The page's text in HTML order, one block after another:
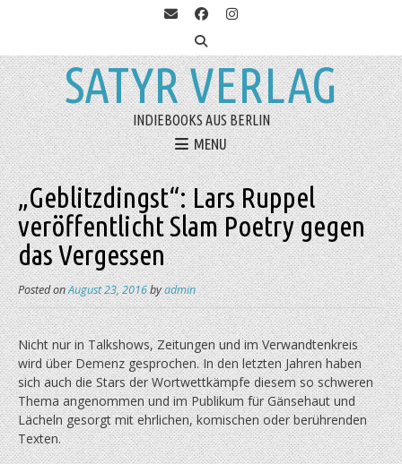
SATYR VERLAG
INDIEBOOKS AUS BERLIN
MENU
„Geblitzdingst“: Lars Ruppel
veröffentlicht Slam Poetry gegen
das Vergessen
Posted onAugust 23, 2016byadmin
Nicht nur in Talkshows, Zeitungen und im Verwandtenkreis
wird über Demenz gesprochen. In den letzten Jahren haben
sich auch die Stars der Wortwettkämpfe diesem so schweren
Thema angenommen und im Publikum für Gänsehaut und
Lächeln gesorgt mit ehrlichen, komischen oder berührenden
Texten.